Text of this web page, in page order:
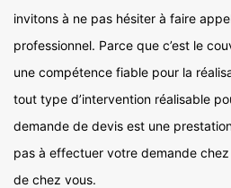
invitons à ne pas hésiter à faire
professionnel. Parce que c’est le
une compétence fiable pour la
tout type d’intervention réalisable
demande de devis est une
pas à effectuer votre demande
de chez vous.